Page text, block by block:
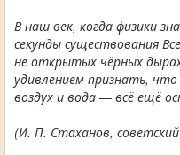
В наш век, когда физики
секунды существования
не открытых чёрных
удивлением признать,
воздух и вода — всё ещё
(И. П. Стаханов,